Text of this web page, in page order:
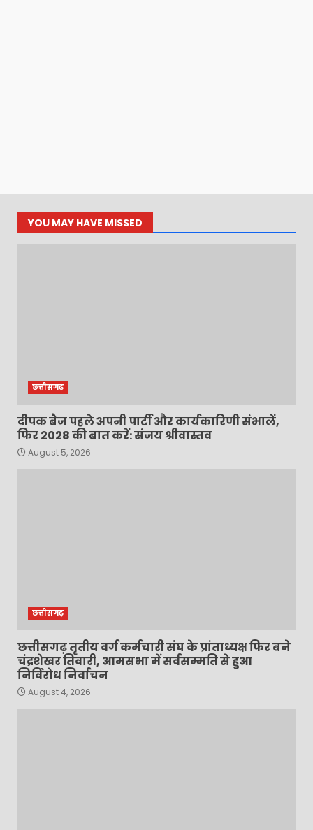
YOU MAY HAVE MISSED
छत्तीसगढ़
दीपक बैज पहले अपनी पार्टी और कार्यकारिणी संभालें,
फिर 2028 की बात करें: संजय श्रीवास्तव
August 5, 2026
छत्तीसगढ़
छत्तीसगढ़ तृतीय वर्ग कर्मचारी संघ के प्रांताध्यक्ष फिर बने
चंद्रशेखर तिवारी, आमसभा में सर्वसम्मति से हुआ
निर्विरोध निर्वाचन
August 4, 2026